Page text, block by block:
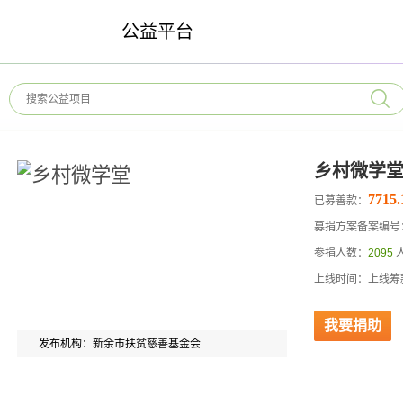
公益平台
乡村微学堂
发布机构：新余市扶贫慈善基金会
已募善款：
募捐方案备案编
参捐人数： 2095
上线时间：上线筹
我要捐助